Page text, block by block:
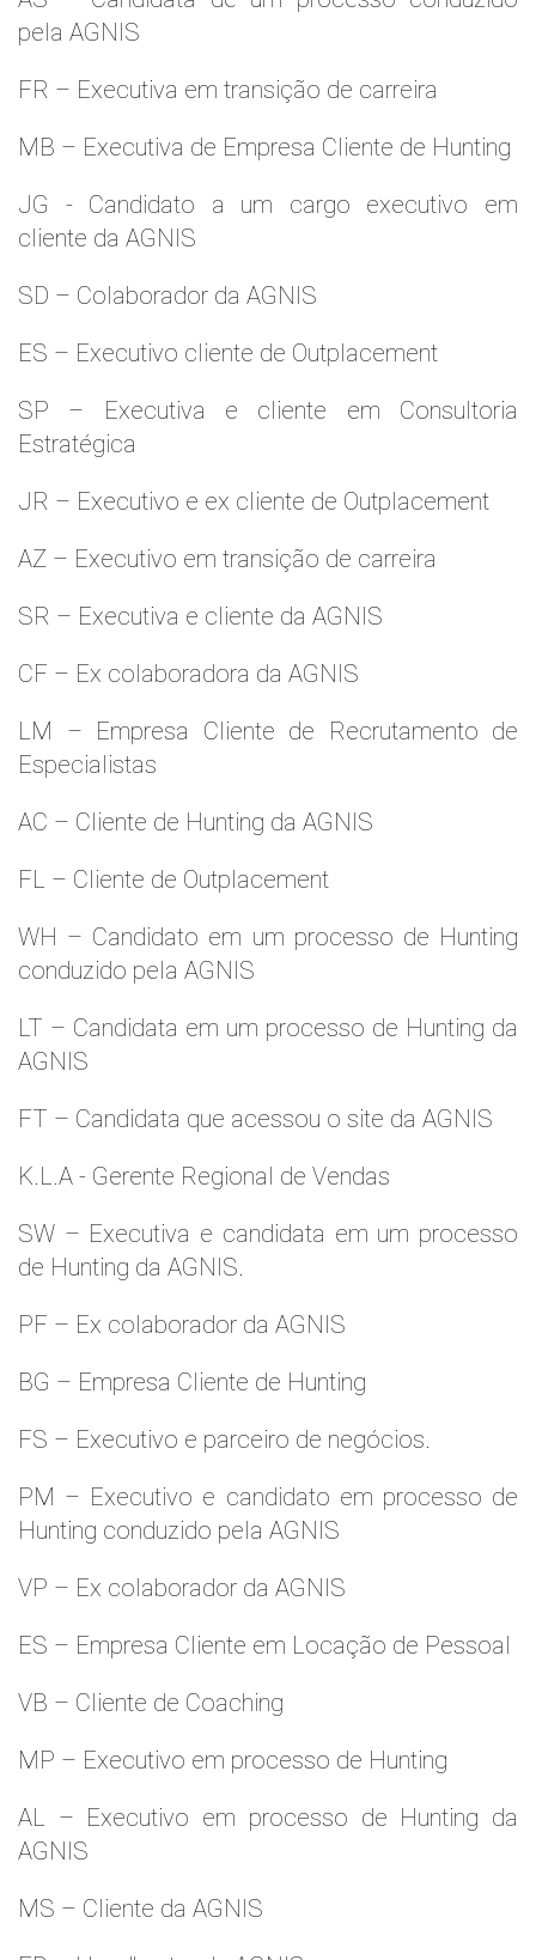
pela AGNIS
FR – Executiva em transição de carreira
MB – Executiva de Empresa Cliente de Hunting
JG - Candidato a um cargo executivo em
cliente da AGNIS
SD – Colaborador da AGNIS
ES – Executivo cliente de Outplacement
SP – Executiva e cliente em Consultoria
Estratégica
JR – Executivo e ex cliente de Outplacement
AZ – Executivo em transição de carreira
SR – Executiva e cliente da AGNIS
CF – Ex colaboradora da AGNIS
LM – Empresa Cliente de Recrutamento de
Especialistas
AC – Cliente de Hunting da AGNIS
FL – Cliente de Outplacement
WH – Candidato em um processo de Hunting
conduzido pela AGNIS
LT – Candidata em um processo de Hunting da
AGNIS
FT – Candidata que acessou o site da AGNIS
K.L.A - Gerente Regional de Vendas
SW – Executiva e candidata em um processo
de Hunting da AGNIS.
PF – Ex colaborador da AGNIS
BG – Empresa Cliente de Hunting
FS – Executivo e parceiro de negócios.
PM – Executivo e candidato em processo de
Hunting conduzido pela AGNIS
VP – Ex colaborador da AGNIS
ES – Empresa Cliente em Locação de Pessoal
VB – Cliente de Coaching
MP – Executivo em processo de Hunting
AL – Executivo em processo de Hunting da
AGNIS
MS – Cliente da AGNIS